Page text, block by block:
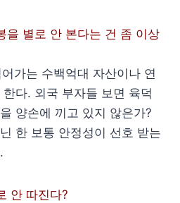
을 별로 안 본다는 건 좀 이상
가는 수백억대 자산이나 연
다. 외국 부자들 보면 육덕
양손에 끼고 있지 않은가?
한 보통 안정성이 선호 받는
안 따진다?